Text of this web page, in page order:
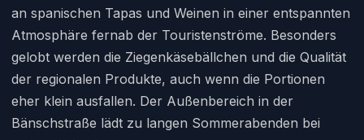
an spanischen Tapas und Weinen in einer entspannten
Atmosphäre fernab der Touristenströme. Besonders
gelobt werden die Ziegenkäsebällchen und die Qualität
der regionalen Produkte, auch wenn die Portionen
eher klein ausfallen. Der Außenbereich in der
Bänschstraße lädt zu langen Sommerabenden bei